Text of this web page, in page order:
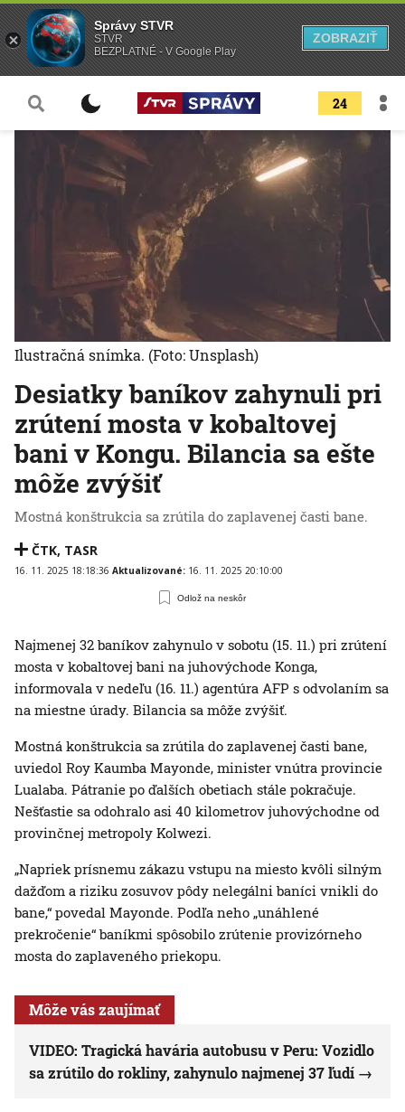
24
Desiatky baníkov zahynuli pri
zrútení mosta v kobaltovej
bani v Kongu. Bilancia sa ešte
môže zvýšiť
Mostná konštrukcia sa zrútila do zaplavenej časti bane.
ČTK, TASR
16. 11. 2025 18:18:36 Aktualizované: 16. 11. 2025 20:10:00
Odlož na neskôr
Ilustračná snímka. (Foto: Unsplash)
Najmenej 32 baníkov zahynulo v sobotu (15. 11.) pri zrútení
mosta v kobaltovej bani na juhovýchode Konga,
informovala v nedeľu (16. 11.) agentúra AFP s odvolaním sa
na miestne úrady. Bilancia sa môže zvýšiť.
Mostná konštrukcia sa zrútila do zaplavenej časti bane,
uviedol Roy Kaumba Mayonde, minister vnútra provincie
Lualaba. Pátranie po ďalších obetiach stále pokračuje.
Nešťastie sa odohralo asi 40 kilometrov juhovýchodne od
provinčnej metropoly Kolwezi.
„Napriek prísnemu zákazu vstupu na miesto kvôli silným
dažďom a riziku zosuvov pôdy nelegálni baníci vnikli do
bane,“ povedal Mayonde. Podľa neho „unáhlené
prekročenie“ baníkmi spôsobilo zrútenie provizórneho
mosta do zaplaveného priekopu.
Môže vás zaujímať
VIDEO: Tragická havária autobusu v Peru: Vozidlo
sa zrútilo do rokliny, zahynulo najmenej 37 ľudí
Správy STVR
STVR
BEZPLATNÉ - V Google Play
ZOBRAZIŤ